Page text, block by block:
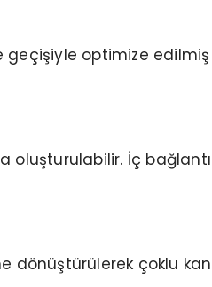
optimize
oluşturulabilir. İç
çoklu